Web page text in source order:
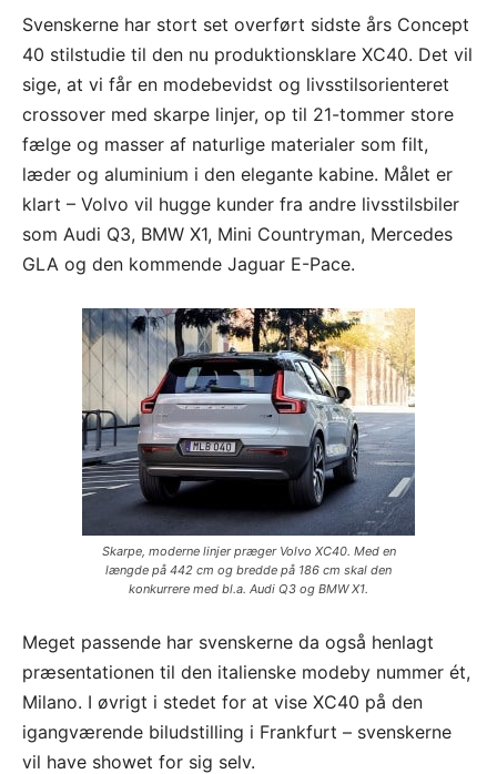
Svenskerne har stort set overført sidste års Concept
40 stilstudie til den nu produktionsklare XC40. Det vil
sige, at vi får en modebevidst og livsstilsorienteret
crossover med skarpe linjer, op til 21-tommer store
fælge og masser af naturlige materialer som filt,
læder og aluminium i den elegante kabine. Målet er
klart – Volvo vil hugge kunder fra andre livsstilsbiler
som Audi Q3, BMW X1, Mini Countryman, Mercedes
GLA og den kommende Jaguar E-Pace.
Skarpe, moderne linjer præger Volvo XC40. Med en
længde på 442 cm og bredde på 186 cm skal den
konkurrere med bl.a. Audi Q3 og BMW X1.
Meget passende har svenskerne da også henlagt
præsentationen til den italienske modeby nummer ét,
Milano. I øvrigt i stedet for at vise XC40 på den
igangværende biludstilling i Frankfurt – svenskerne
vil have showet for sig selv.